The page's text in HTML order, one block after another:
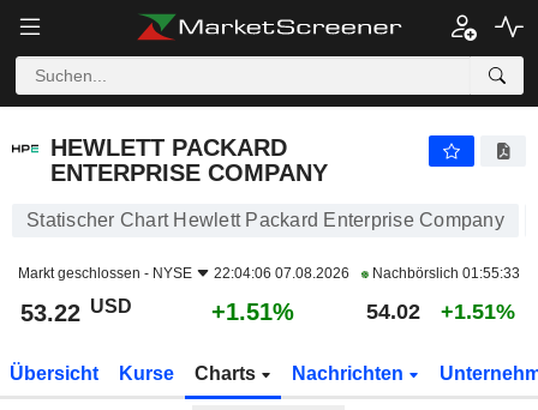
HEWLETT PACKARD
ENTERPRISE COMPANY
Statischer Chart Hewlett Packard Enterprise Company
Markt geschlossen - NYSE 22:04:06 07.08.2026 Nachbörslich 01:55:33
53.22 USD +1.51% 54.02 +1.51%
Übersicht Kurse Charts Nachrichten